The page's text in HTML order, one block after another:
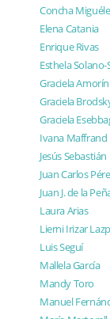
Concha
Elena Catania
Enrique Rivas
Esthela Solano-
Graciela Amorín
Graciela
Graciela
Ivana Maffrand
Jesús Sebastián
Juan Carlos
Juan J. de la
Laura Arias
Lierni Irizar
Luis Seguí
Mallela García
Mandy Toro
Manuel